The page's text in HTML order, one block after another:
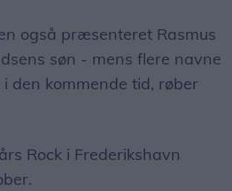
også præsenteret Rasmus
søn - mens flere navne
den kommende tid, røber
Rock i Frederikshavn